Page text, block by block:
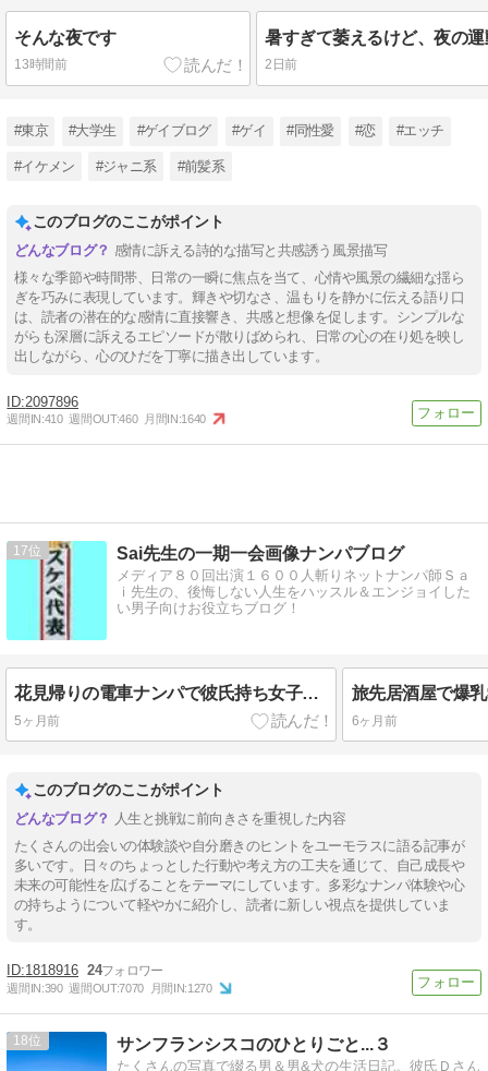
そんな夜です
13時間前 2日前
#東京 #大学生 #ゲイブログ #ゲイ #同性愛 #恋 #エッチ
#イケメン #ジャニ系 #前髪系
このブログのここがポイント
感情に訴える詩的な描写と共感誘う風景描写
様々な季節や時間帯、日常の一瞬に焦点を当て、心情や風景の繊細な揺ら
ぎを巧みに表現しています。輝きや切なさ、温もりを静かに伝える語り口
は、読者の潜在的な感情に直接響き、共感と想像を促します。シンプルな
がらも深層に訴えるエピソードが散りばめられ、日常の心の在り処を映し
出しながら、心のひだを丁寧に描き出しています。
2097896
週間IN:410 週間OUT:460 月間IN:1640
17 Sai先生の一期一会画像ナンパブログ
メディア８０回出演１６００人斬りネットナンパ師Ｓａ
ｉ先生の、後悔しない人生をハッスル＆エンジョイした
い男子向けお役立ちブログ！
花見帰りの電車ナンパで彼氏持ち女子を浮気セックスな日常ナンパ体験談
5ヶ月前 6ヶ月前
このブログのここがポイント
人生と挑戦に前向きさを重視した内容
たくさんの出会いの体験談や自分磨きのヒントをユーモラスに語る記事が
多いです。日々のちょっとした行動や考え方の工夫を通じて、自己成長や
未来の可能性を広げることをテーマにしています。多彩なナンパ体験や心
の持ちようについて軽やかに紹介し、読者に新しい視点を提供していま
す。
1818916 24
週間IN:390 週間OUT:7070 月間IN:1270
18 サンフランシスコのひとりごと...３
たくさんの写真で綴る男＆男&犬の生活日記。彼氏Ｄさん